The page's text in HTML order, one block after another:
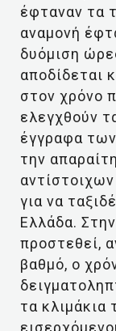
έφταναν τα
αναμονή
δυόμιση
αποδίδεται
στον χρόνο
ελεγχθούν
έγγραφα
την
για να
Ελλάδα.
προστεθεί,
βαθμό, ο
τα